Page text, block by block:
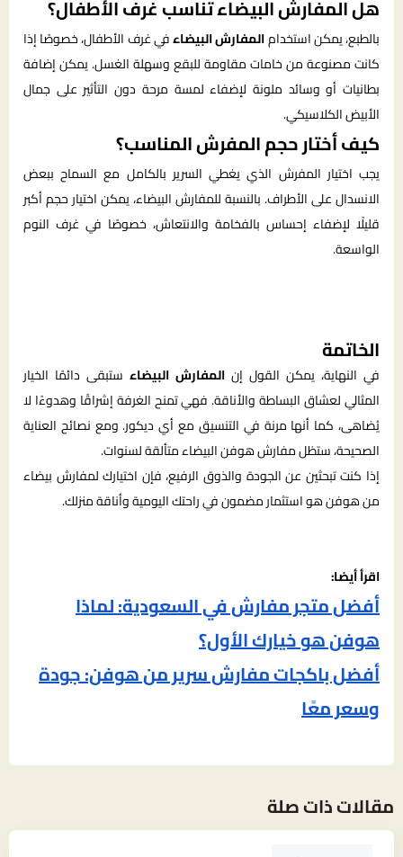
هل المفارش البيضاء تناسب غرف الأطفال؟
بالطبع، يمكن استخدامالمفارش البيضاءفي غرف الأطفال، خصوصًا إذا
كانت مصنوعة من خامات مقاومة للبقع وسهلة الغسل. يمكن إضافة
بطانيات أو وسائد ملونة لإضفاء لمسة مرحة دون التأثير على جمال
الأبيض الكلاسيكي.
كيف أختار حجم المفرش المناسب؟
يجب اختيار المفرش الذي يغطي السرير بالكامل مع السماح ببعض
الانسدال على الأطراف. بالنسبة للمفارش البيضاء، يمكن اختيار حجم أكبر
قليلًا لإضفاء إحساس بالفخامة والانتعاش، خصوصًا في غرف النوم
الواسعة.
الخاتمة
في النهاية، يمكن القول إن المفارش البيضاء ستبقى دائمًا الخيار
المثالي لعشاق البساطة والأناقة. فهي تمنح الغرفة إشراقًا وهدوءًا لا
يُضاهى، كما أنها مرنة في التنسيق مع أي ديكور. ومع نصائح العناية
الصحيحة، ستظل مفارش هوفن البيضاء متألقة لسنوات.
إذا كنت تبحثين عن الجودة والذوق الرفيع، فإن اختيارك لمفارش بيضاء
من هوفن هو استثمار مضمون في راحتك اليومية وأناقة منزلك.
اقرأ أيضا:
أفضل متجر مفارش في السعودية: لماذا
هوفن هو خيارك الأول؟
أفضل باكجات مفارش سرير من هوفن: جودة
وسعر معًا
مقالات ذات صلة